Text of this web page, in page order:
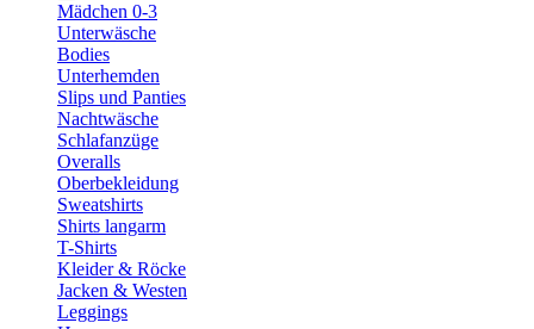
Mädchen 0-3
Unterwäsche
Bodies
Unterhemden
Slips und Panties
Nachtwäsche
Schlafanzüge
Overalls
Oberbekleidung
Sweatshirts
Shirts langarm
T-Shirts
Kleider & Röcke
Jacken & Westen
Leggings